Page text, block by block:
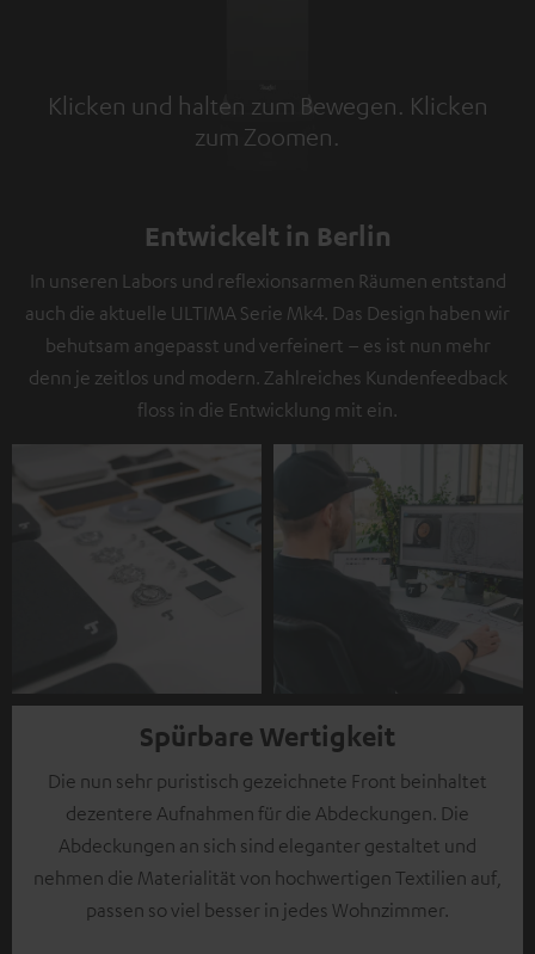
Klicken und halten zum Bewegen. Klicken
zum Zoomen.
Tap to zoom
Entwickelt in Berlin
In unseren Labors und reflexionsarmen Räumen entstand
auch die aktuelle ULTIMA Serie Mk4. Das Design haben wir
behutsam angepasst und verfeinert – es ist nun mehr
denn je zeitlos und modern. Zahlreiches Kundenfeedback
floss in die Entwicklung mit ein.
Spürbare Wertigkeit
Die nun sehr puristisch gezeichnete Front beinhaltet
dezentere Aufnahmen für die Abdeckungen. Die
Abdeckungen an sich sind eleganter gestaltet und
nehmen die Materialität von hochwertigen Textilien auf,
passen so viel besser in jedes Wohnzimmer.